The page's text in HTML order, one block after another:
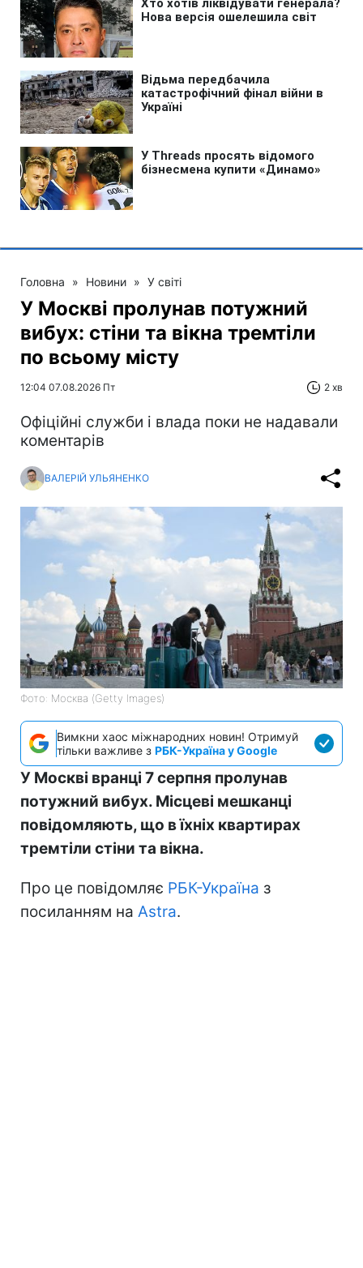
Головна » Новини » У світі
У Москві пролунав потужний
вибух: стіни та вікна тремтіли
по всьому місту
12:04 07.08.2026 Пт 2 хв
Офіційні служби і влада поки не надавали
коментарів
ВАЛЕРІЙ УЛЬЯНЕНКО
Фото: Москва (Getty Images)
Вимкни хаос міжнародних новин! Отримуй
тільки важливе з РБК-Україна у Google
У Москві вранці 7 серпня пролунав
потужний вибух. Місцеві мешканці
повідомляють, що в їхніх квартирах
тремтіли стіни та вікна.
Про це повідомляє РБК-Україна з
посиланням на Astra.